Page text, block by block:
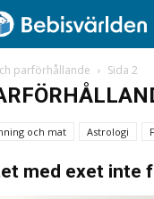
parförhållande Sida 2
och mat Astrologi
med exet inte